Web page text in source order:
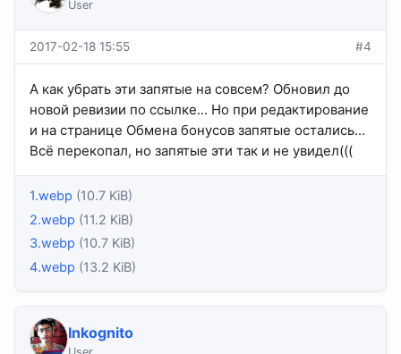
User
2017-02-18 15:55 #4
А как убрать эти запятые на совсем? Обновил до
новой ревизии по ссылке... Но при редактирование
и на странице Обмена бонусов запятые остались...
Всё перекопал, но запятые эти так и не увидел(((
1.webp (10.7 KiB)
2.webp (11.2 KiB)
3.webp (10.7 KiB)
4.webp (13.2 KiB)
Inkognito
User